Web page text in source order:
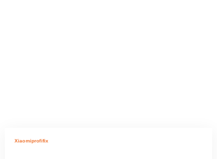
Xiaomiprofifix